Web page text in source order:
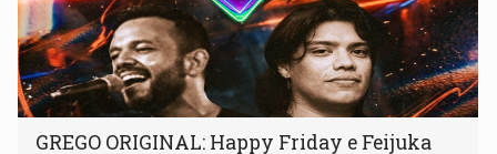
GREGO ORIGINAL: Happy Friday e Feijuka